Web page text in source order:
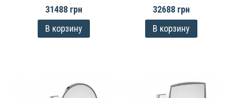
31488 грн
В корзину
32688 грн
В корзину